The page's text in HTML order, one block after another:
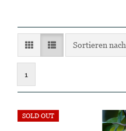
Sortieren nach
Sortieren nach
1
SOLD OUT